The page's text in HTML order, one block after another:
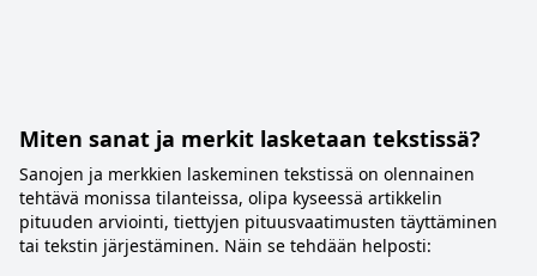
Miten sanat ja merkit lasketaan tekstissä?
Sanojen ja merkkien laskeminen tekstissä on olennainen
tehtävä monissa tilanteissa, olipa kyseessä artikkelin
pituuden arviointi, tiettyjen pituusvaatimusten täyttäminen
tai tekstin järjestäminen. Näin se tehdään helposti: